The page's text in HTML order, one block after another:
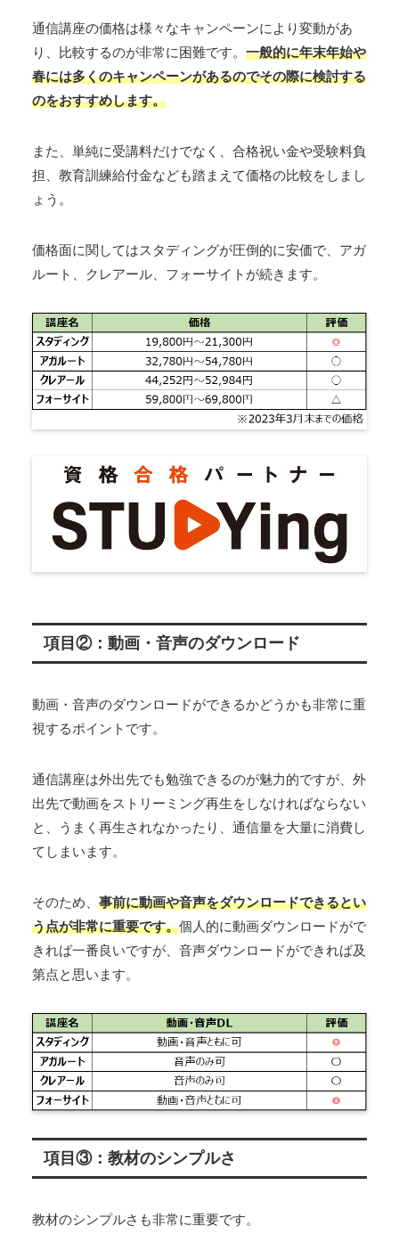
通信講座の価格は様々なキャンペーンにより変動があ
り、比較するのが非常に困難です。 一般的に年末年始や
春には多くのキャンペーンがあるのでその際に検討する
のをおすすめします。
また、単純に受講料だけでなく、合格祝い金や受験料負
担、教育訓練給付金なども踏まえて価格の比較をしまし
ょう。
価格面に関してはスタディングが圧倒的に安価で、アガ
ルート、クレアール、フォーサイトが続きます。
項目②：動画・音声のダウンロード
動画・音声のダウンロードができるかどうかも非常に重
視するポイントです。
通信講座は外出先でも勉強できるのが魅力的ですが、外
出先で動画をストリーミング再生をしなければならない
と、うまく再生されなかったり、通信量を大量に消費し
てしまいます。
そのため、 事前に動画や音声をダウンロードできるとい
う点が非常に重要です。個人的に動画ダウンロードがで
きれば一番良いですが、音声ダウンロードができれば及
第点と思います。
項目③：教材のシンプルさ
教材のシンプルさも非常に重要です。